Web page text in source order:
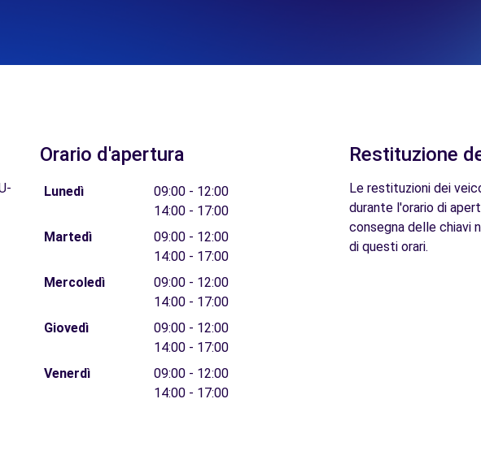
Orario d'apertura
Lunedì
09:00 - 12:00
14:00 - 17:00
Martedì
09:00 - 12:00
14:00 - 17:00
Mercoledì
09:00 - 12:00
14:00 - 17:00
Giovedì
09:00 - 12:00
14:00 - 17:00
Venerdì
09:00 - 12:00
14:00 - 17:00
Restituzione
Le restituzioni dei
durante l'orario di
consegna delle chiavi
di questi orari.